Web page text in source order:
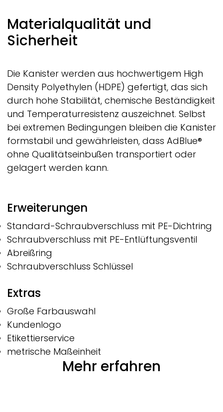
Materialqualität und
Sicherheit
Die Kanister werden aus hochwertigem High
Density Polyethylen (HDPE) gefertigt, das sich
durch hohe Stabilität, chemische Beständigkeit
und Temperaturresistenz auszeichnet. Selbst
bei extremen Bedingungen bleiben die Kanister
formstabil und gewährleisten, dass AdBlue®
ohne Qualitätseinbußen transportiert oder
gelagert werden kann.
Erweiterungen
Standard-Schraubverschluss mit PE-Dichtring
Schraubverschluss mit PE-Entlüftungsventil
Abreißring
Schraubverschluss Schlüssel
Extras
Große Farbauswahl
Kundenlogo
Etikettierservice
metrische Maßeinheit
Mehr erfahren